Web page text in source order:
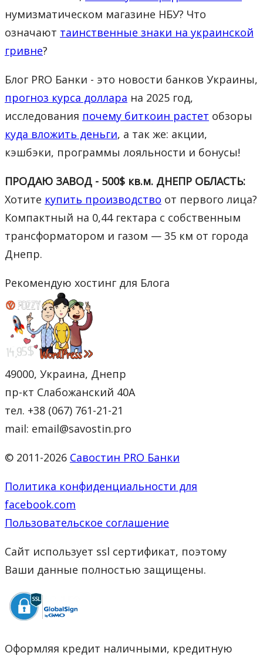
нумизматическом магазине НБУ? Что
означают таинственные знаки на украинской
гривне?
Блог PRO Банки - это новости банков Украины,
прогноз курса доллара на 2025 год,
исследования почему биткоин растет обзоры
куда вложить деньги, а так же: акции,
кэшбэки, программы лояльности и бонусы!
ПРОДАЮ ЗАВОД - 500$ кв.м. ДНЕПР ОБЛАСТЬ:
Хотите купить производство от первого лица?
Компактный на 0,44 гектара с собственным
трансформатором и газом — 35 км от города
Днепр.
Рекомендую хостинг для Блога
49000, Украина, Днепр
пр-кт Слабожанский 40А
тел. +38 (067) 761-21-21
mail: email@savostin.pro
© 2011-2026 Савостин PRO Банки
Политика конфиденциальности для
facebook.com
Пользовательское соглашение
Сайт использует ssl сертификат, поэтому
Ваши данные полностью защищены.
Оформляя кредит наличными, кредитную